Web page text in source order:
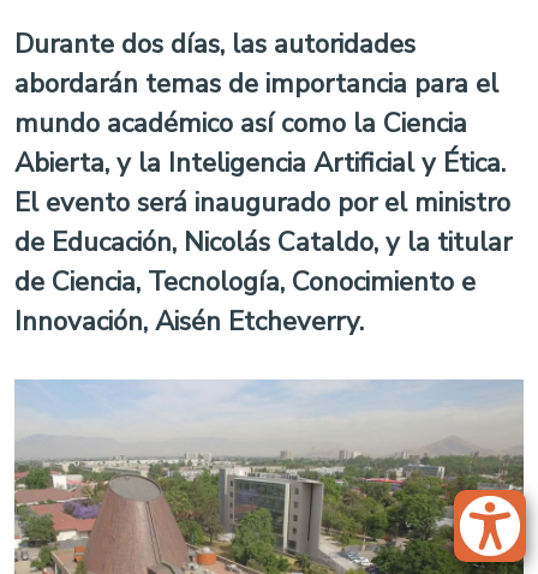
Durante dos días, las autoridades
abordarán temas de importancia para el
mundo académico así como la Ciencia
Abierta, y la Inteligencia Artificial y Ética.
El evento será inaugurado por el ministro
de Educación, Nicolás Cataldo, y la titular
de Ciencia, Tecnología, Conocimiento e
Innovación, Aisén Etcheverry.